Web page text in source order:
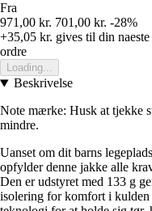
Fra
971,00 kr. 701,00 kr. -28%
+35,05 kr. gives til din
ordre
Loading...
Beskrivelse
Note mærke: Husk at tjekke
mindre.
Uanset om dit barns
opfylder denne jakke alle
Den er udstyret med 133 g
isolering for komfort i